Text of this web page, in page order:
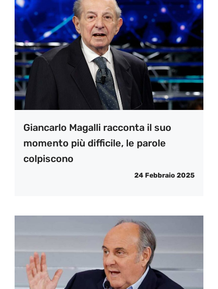
Giancarlo Magalli racconta il suo
momento più difficile, le parole
colpiscono
24 Febbraio 2025